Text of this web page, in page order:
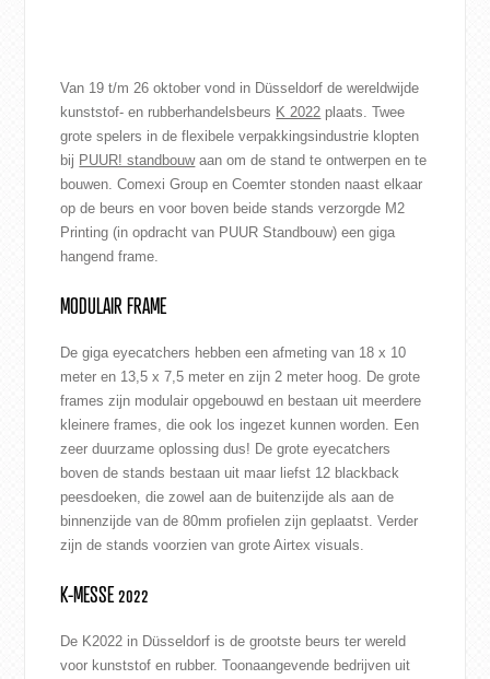
Van 19 t/m 26 oktober vond in Düsseldorf de wereldwijde
kunststof- en rubberhandelsbeurs K 2022 plaats. Twee
grote spelers in de flexibele verpakkingsindustrie klopten
bij PUUR! standbouwaan om de stand te ontwerpen en te
bouwen. Comexi Group en Coemter stonden naast elkaar
op de beurs en voor boven beide stands verzorgde M2
Printing (in opdracht van PUUR Standbouw) een giga
hangend frame.
MODULAIR FRAME
De giga eyecatchers hebben een afmeting van 18 x 10
meter en 13,5 x 7,5 meter en zijn 2 meter hoog. De grote
frames zijn modulair opgebouwd en bestaan uit meerdere
kleinere frames, die ook los ingezet kunnen worden. Een
zeer duurzame oplossing dus! De grote eyecatchers
boven de stands bestaan uit maar liefst 12 blackback
peesdoeken, die zowel aan de buitenzijde als aan de
binnenzijde van de 80mm profielen zijn geplaatst. Verder
zijn de stands voorzien van grote Airtex visuals.
K-MESSE 2022
De K2022 in Düsseldorf is de grootste beurs ter wereld
voor kunststof en rubber. Toonaangevende bedrijven uit